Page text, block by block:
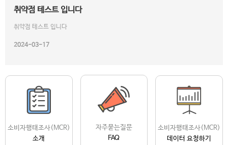
취약점 테스트 입니다
취약점 테스트 입니다
2024-03-17
소비자행태조사(MCR)
소개
자주묻는질문
FAQ
소비자행태조사(MCR)
데이터 요청하기